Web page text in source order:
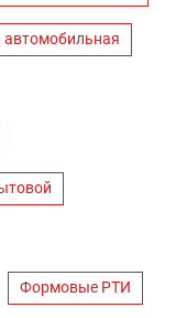
Формовые РТИ